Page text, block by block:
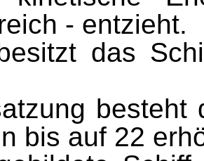
- entzieht.
das
besteht
bis auf 22